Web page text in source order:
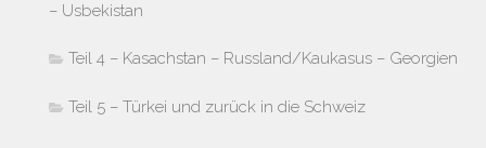
– Usbekistan
Teil 4 – Kasachstan – Russland/Kaukasus – Georgien
Teil 5 – Türkei und zurück in die Schweiz